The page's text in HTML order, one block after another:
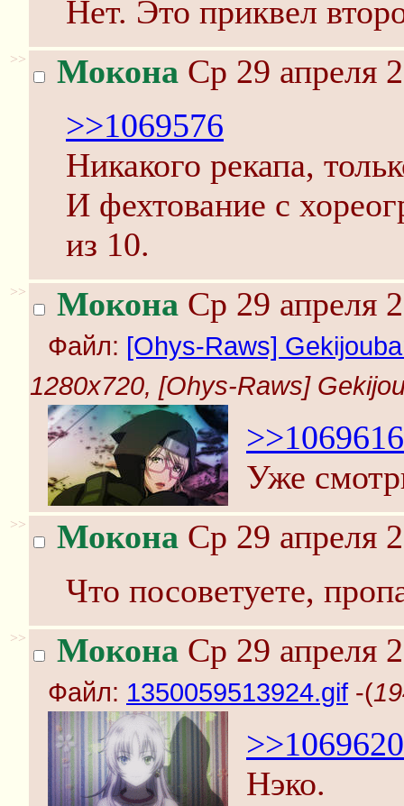
Нет. Это приквел
>> Мокона Ср 29 апреля
>>1069576
Никакого рекапа,
И фехтование с
из 10.
>> Мокона Ср 29 апреля
Файл: [Ohys-Raws]
1280x720, [Ohys-Raws]
>>1069616
Уже
>> Мокона Ср 29 апреля
Что посоветуете,
>> Мокона Ср 29 апреля
Файл: 1350059513924.gif -(
>>1069620
Нэко.